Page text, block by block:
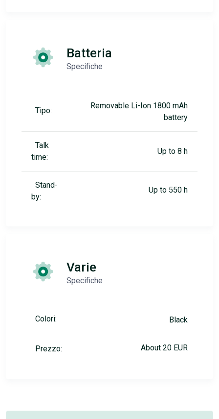
Batteria
Specifiche
Tipo:
Removable Li-Ion 1800 mAh
battery
Talk
time:
Up to 8 h
Stand-
by:
Up to 550 h
Varie
Specifiche
Colori: Black
Prezzo: About 20 EUR